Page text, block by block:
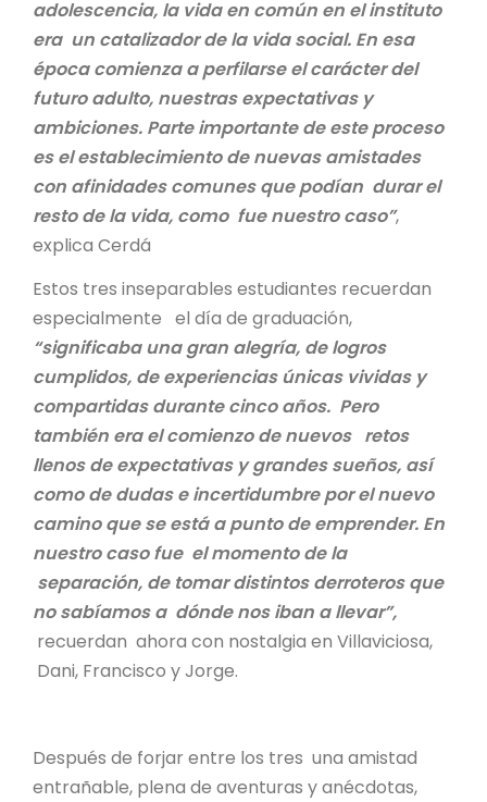
adolescencia, la vida en común en el instituto
era un catalizador de la vida social. En esa
época comienza a perfilarse el carácter del
futuro adulto, nuestras expectativas y
ambiciones. Parte importante de este proceso
es el establecimiento de nuevas amistades
con afinidades comunes que podían durar el
resto de la vida, como fue nuestro caso”,
explica Cerdá
Estos tres inseparables estudiantes recuerdan
especialmente el día de graduación,
“significaba una gran alegría, de logros
cumplidos, de experiencias únicas vividas y
compartidas durante cinco años. Pero
también era el comienzo de nuevos retos
llenos de expectativas y grandes sueños, así
como de dudas e incertidumbre por el nuevo
camino que se está a punto de emprender. En
nuestro caso fue el momento de la
separación, de tomar distintos derroteros que
no sabíamos a dónde nos iban a llevar”,
recuerdan ahora con nostalgia en Villaviciosa,
Dani, Francisco y Jorge.
Después de forjar entre los tres una amistad
entrañable, plena de aventuras y anécdotas,